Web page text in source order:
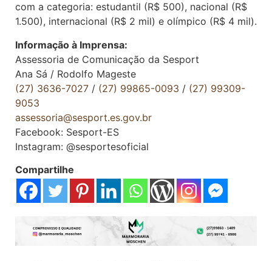
com a categoria: estudantil (R$ 500), nacional (R$
1.500), internacional (R$ 2 mil) e olímpico (R$ 4 mil).
Informação à Imprensa:
Assessoria de Comunicação da Sesport
Ana Sá / Rodolfo Mageste
(27) 3636-7027 / (27) 99865-0093 / (27) 99309-
9053
assessoria@sesport.es.gov.br
Facebook: Sesport-ES
Instagram: @sesportesoficial
Compartilhe